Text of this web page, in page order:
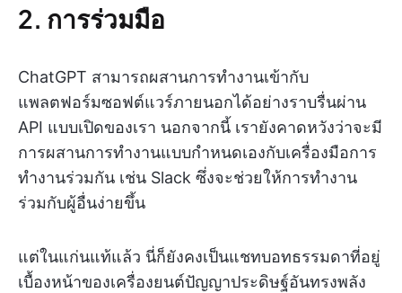
2. การร่วมมือ
ChatGPT สามารถผสานการทำงานเข้ากับ
แพลตฟอร์มซอฟต์แวร์ภายนอกได้อย่างราบรื่นผ่าน
API แบบเปิดของเรา นอกจากนี้ เรายังคาดหวังว่าจะมี
การผสานการทำงานแบบกำหนดเองกับเครื่องมือการ
ทำงานร่วมกัน เช่น Slack ซึ่งจะช่วยให้การทำงาน
ร่วมกับผู้อื่นง่ายขึ้น
แต่ในแก่นแท้แล้ว นี่ก็ยังคงเป็นแชทบอทธรรมดาที่อยู่
เบื้องหน้าของเครื่องยนต์ปัญญาประดิษฐ์อันทรงพลัง